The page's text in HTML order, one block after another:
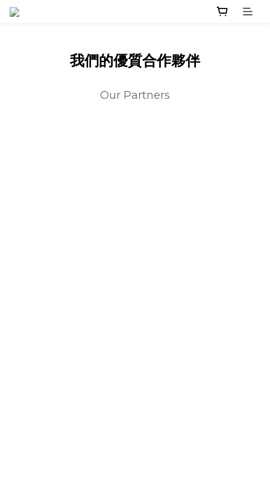
我們的優質合作夥伴
Our Partners